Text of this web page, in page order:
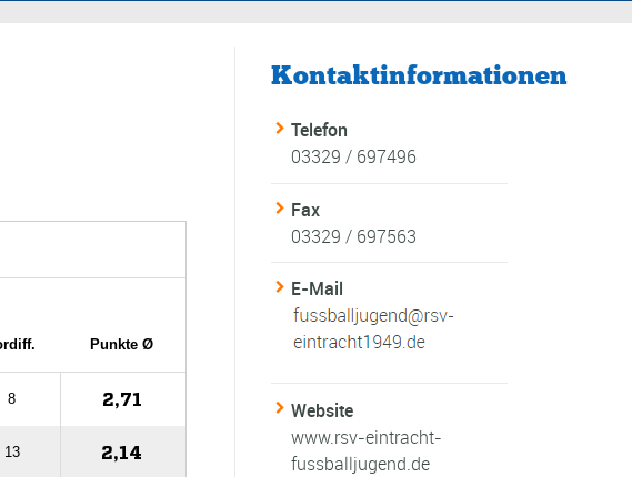
Kontaktinformationen
Telefon
03329 / 697496
Fax
03329 / 697563
E-Mail
Website
www.rsv-eintracht-
fussballjugend.de